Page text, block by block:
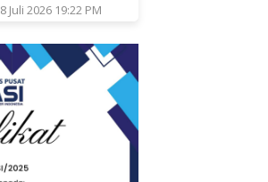
Juli 2026 19:22 PM